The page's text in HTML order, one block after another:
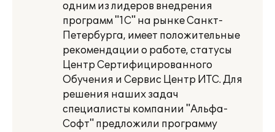
одним из лидеров внедрения
программ "1С" на рынке Санкт-
Петербурга, имеет положительные
рекомендации о работе, статусы
Центр Сертифицированного
Обучения и Сервис Центр ИТС. Для
решения наших задач
специалисты компании "Альфа-
Софт" предложили программу